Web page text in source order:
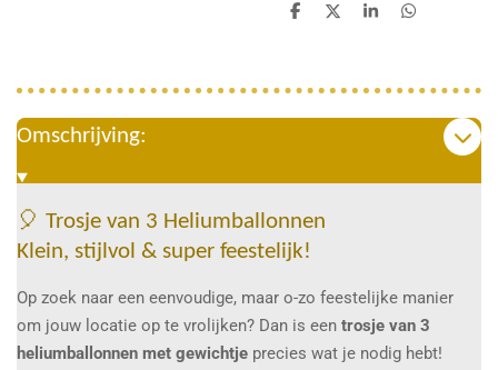
D
D
S
D
Omschrijving:
🎈 Trosje van 3 Heliumballonnen
Klein, stijlvol & super feestelijk!
Op zoek naar een eenvoudige, maar o-zo feestelijke manier
om jouw locatie op te vrolijken? Dan is een trosje van 3
heliumballonnen met gewichtje precies wat je nodig hebt!